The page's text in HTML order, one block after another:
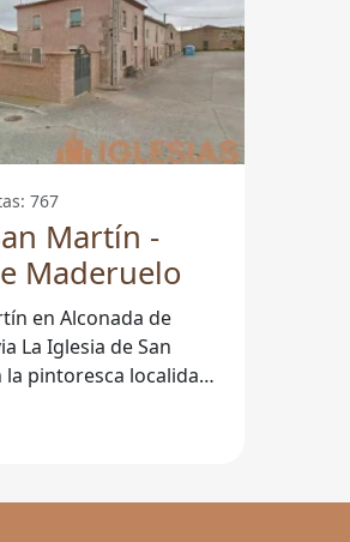
767
Martín -
Maderuelo
en Alconada de
pintoresca localidad